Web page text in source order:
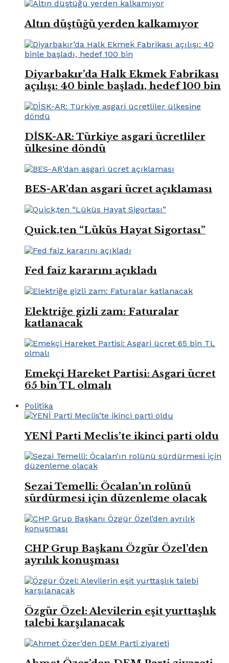
Altın düştüğü yerden kalkamıyor
Diyarbakır’da Halk Ekmek Fabrikası
açılışı: 40 binle başladı, hedef 100 bin
DİSK-AR: Türkiye asgari ücretliler
ülkesine döndü
BES-AR’dan asgari ücret açıklaması
Quick,ten “Lüküs Hayat Sigortası”
Fed faiz kararını açıkladı
Elektriğe gizli zam: Faturalar
katlanacak
Emekçi Hareket Partisi: Asgari ücret
65 bin TL olmalı
Politika
YENİ Parti Meclis’te ikinci parti oldu
Sezai Temelli: Öcalan’ın rolünü
sürdürmesi için düzenleme olacak
CHP Grup Başkanı Özgür Özel’den
ayrılık konuşması
Özgür Özel: Alevilerin eşit yurttaşlık
talebi karşılanacak